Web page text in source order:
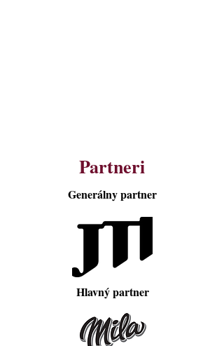
Partneri
Generálny partner
Hlavný partner